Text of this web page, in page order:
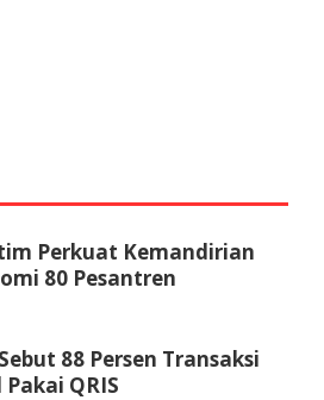
Perkuat Kemandirian
80 Pesantren
88 Persen Transaksi
Pakai QRIS